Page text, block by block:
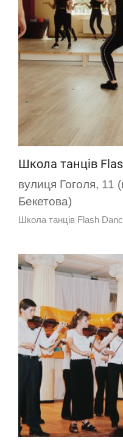
Школа танців
вулиця Гоголя, 11
Бекетова)
Школа танців Flash